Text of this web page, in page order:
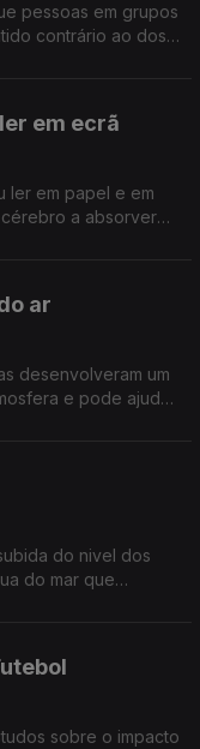
pessoas em grupos
contrário ao dos
em ecrã
ler em papel e em
a absorver
ar
desenvolveram um
e pode ajudar
do nivel dos
do mar que
sobre o impacto